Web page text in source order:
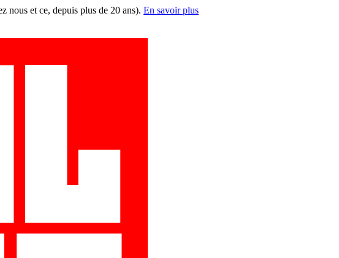
nous et ce, depuis plus de 20 ans). En savoir plus